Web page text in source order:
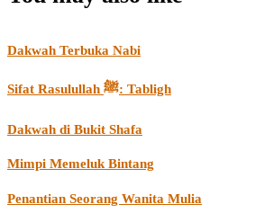
Dakwah Terbuka Nabi
Sifat Rasulullah ﷺ: Tabligh
Dakwah di Bukit Shafa
Mimpi Memeluk Bintang
Penantian Seorang Wanita Mulia